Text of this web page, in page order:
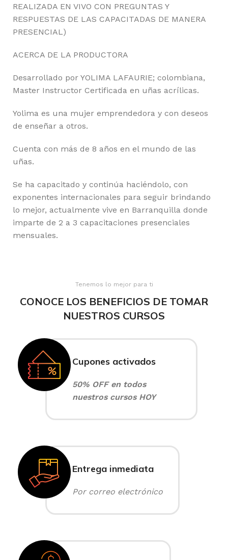
REALIZADA EN VIVO CON PREGUNTAS Y
RESPUESTAS DE LAS CAPACITADAS DE MANERA
PRESENCIAL)
ACERCA DE LA PRODUCTORA
Desarrollado por YOLIMA LAFAURIE; colombiana,
Master Instructor Certificada en uñas acrílicas.
Yolima es una mujer emprendedora y con deseos
de enseñar a otros.
Cuenta con más de 8 años en el mundo de las
uñas.
Se ha capacitado y continúa haciéndolo, con
exponentes internacionales para seguir brindando
lo mejor, actualmente vive en Barranquilla donde
imparte de 2 a 3 capacitaciones presenciales
mensuales.
Tenemos lo mejor para ti
CONOCE LOS BENEFICIOS DE TOMAR
NUESTROS CURSOS
Cupones activados
50% OFF en todos
nuestros cursos HOY
Entrega inmediata
Por correo electrónico